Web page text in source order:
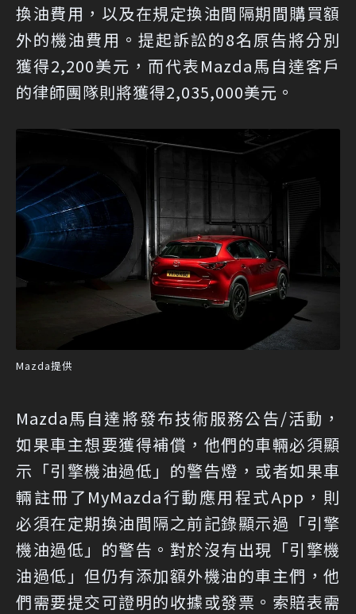
換油費用，以及在規定換油間隔期間購買額
外的機油費用。提起訴訟的8名原告將分別
獲得2,200美元，而代表Mazda馬自達客戶
的律師團隊則將獲得2,035,000美元。
Mazda提供
Mazda馬自達將發布技術服務公告/活動，
如果車主想要獲得補償，他們的車輛必須顯
示「引擎機油過低」的警告燈，或者如果車
輛註冊了MyMazda行動應用程式App，則
必須在定期換油間隔之前記錄顯示過「引擎
機油過低」的警告。對於沒有出現「引擎機
油過低」但仍有添加額外機油的車主們，他
們需要提交可證明的收據或發票。索賠表需